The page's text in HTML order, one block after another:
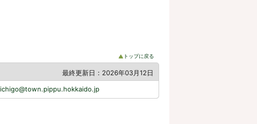
トップに戻る
最終更新日：2026年03月12日
ichigo@town.pippu.hokkaido.jp